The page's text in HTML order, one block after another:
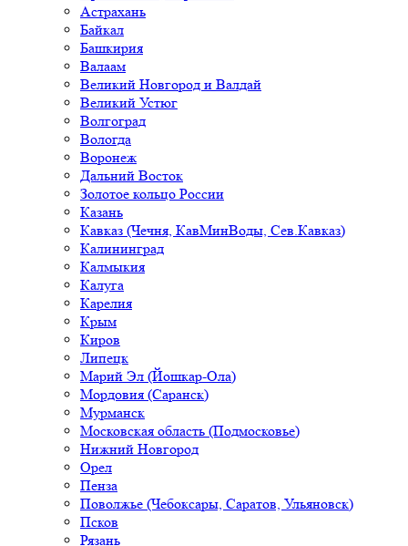
Астрахань
Байкал
Башкирия
Валаам
Великий Новгород и Валдай
Великий Устюг
Волгоград
Вологда
Воронеж
Дальний Восток
Золотое кольцо России
Казань
Кавказ (Чечня, КавМинВоды, Сев.Кавказ)
Калининград
Калмыкия
Калуга
Карелия
Крым
Киров
Липецк
Марий Эл (Йошкар-Ола)
Мордовия (Саранск)
Мурманск
Московская область (Подмосковье)
Нижний Новгород
Орел
Пенза
Поволжье (Чебоксары, Саратов, Ульяновск)
Псков
Рязань